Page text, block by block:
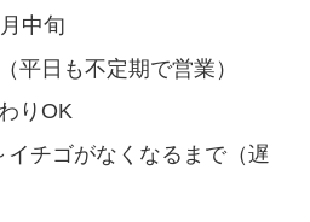
中旬
平日も不定期で営業）
りOK
イチゴがなくなるまで（遅